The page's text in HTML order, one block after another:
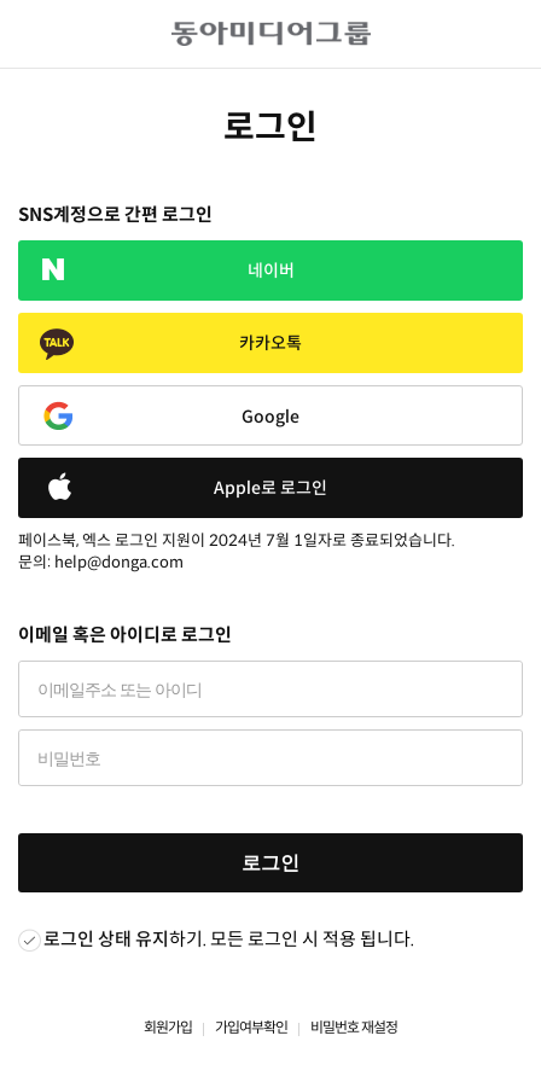
로그인
SNS계정으로 간편 로그인
네이버
카카오톡
Google
Apple로 로그인
페이스북, 엑스 로그인 지원이 2024년 7월 1일자로 종료되었습니다.
문의: help@donga.com
이메일 혹은 아이디로 로그인
로그인
로그인 상태 유지하기. 모든 로그인 시 적용 됩니다.
회원가입 가입여부확인 비밀번호 재설정